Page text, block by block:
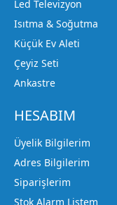
Led Televizyon
Isıtma & Soğutma
Küçük Ev Aleti
Çeyiz Seti
Ankastre
HESABIM
Üyelik Bilgilerim
Adres Bilgilerim
Siparişlerim
Stok Alarm Listem